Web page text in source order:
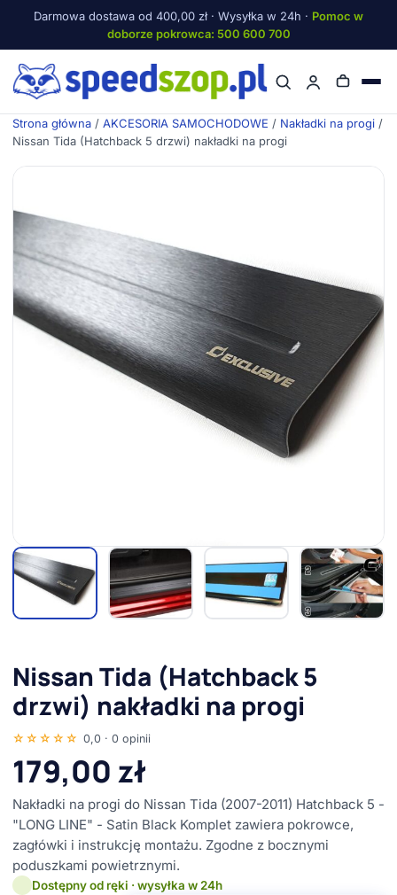
Darmowa dostawa od 400,00 zł · Wysyłka w 24h · Pomoc w
doborze pokrowca: 500 600 700
Menu
Strona główna / AKCESORIA SAMOCHODOWE / Nakładki na progi /
Nissan Tida (Hatchback 5 drzwi) nakładki na progi
Nissan Tida (Hatchback 5
drzwi) nakładki na progi
☆☆☆☆☆ 0,0 · 0 opinii
179,00zł
Nakładki na progi do Nissan Tida (2007-2011) Hatchback 5 -
"LONG LINE" - Satin Black Komplet zawiera pokrowce,
zagłówki i instrukcję montażu. Zgodne z bocznymi
poduszkami powietrznymi.
Dostępny od ręki · wysyłka w 24h